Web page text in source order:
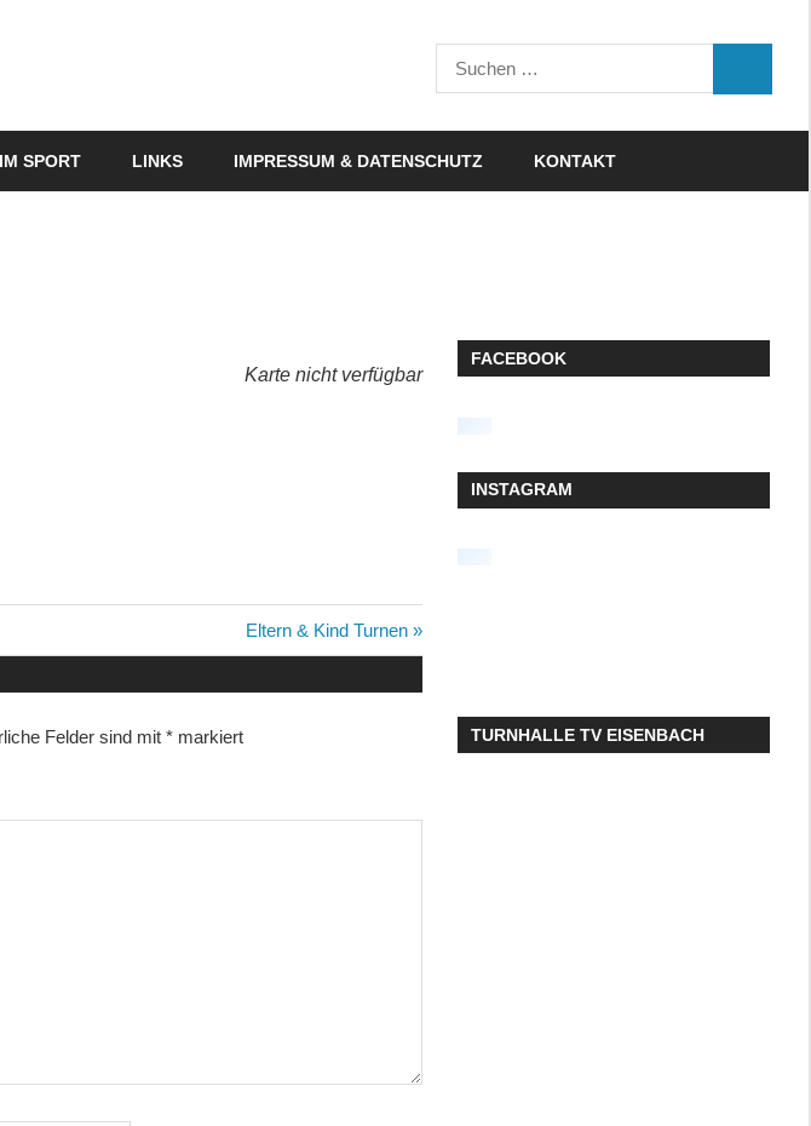
Suchen
nach:
SPORT LINKS IMPRESSUM & DATENSCHUTZ KONTAKT
Karte nicht verfügbar
Nächster
Beitrag:
Eltern & Kind Turnen
Felder sind mit* markiert
FACEBOOK
INSTAGRAM
TURNHALLE TV EISENBACH